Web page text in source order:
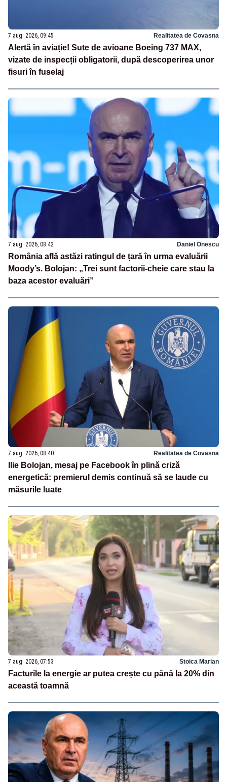
7 aug. 2026, 09:45 Realitatea de Covasna
Alertă în aviație! Sute de avioane Boeing 737 MAX,
vizate de inspecții obligatorii, după descoperirea unor
fisuri în fuselaj
7 aug. 2026, 08:42 Daniel Onescu
România află astăzi ratingul de țară în urma evaluării
Moody’s. Bolojan: „Trei sunt factorii-cheie care stau la
baza acestor evaluări”
7 aug. 2026, 08:40 Realitatea de Covasna
Ilie Bolojan, mesaj pe Facebook în plină criză
energetică: premierul demis continuă să se laude cu
măsurile luate
7 aug. 2026, 07:53 Stoica Marian
Facturile la energie ar putea crește cu până la 20% din
această toamnă